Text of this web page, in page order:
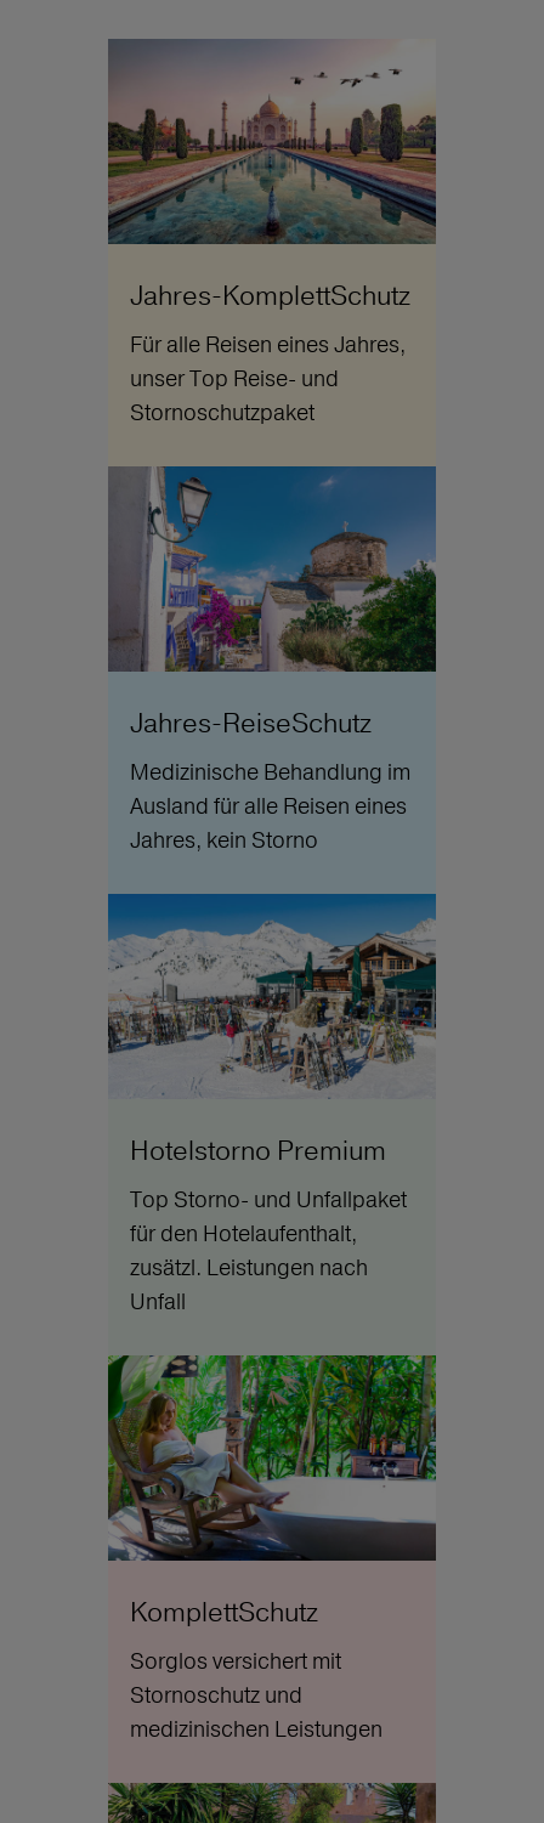
Jahres-KomplettSchutz
Für alle Reisen eines Jahres,
unser Top Reise- und
Stornoschutzpaket
Jahres-ReiseSchutz
Medizinische Behandlung im
Ausland für alle Reisen eines
Jahres, kein Storno
Hotelstorno Premium
Top Storno- und Unfallpaket
für den Hotelaufenthalt,
zusätzl. Leistungen nach
Unfall
KomplettSchutz
Sorglos versichert mit
Stornoschutz und
medizinischen Leistungen